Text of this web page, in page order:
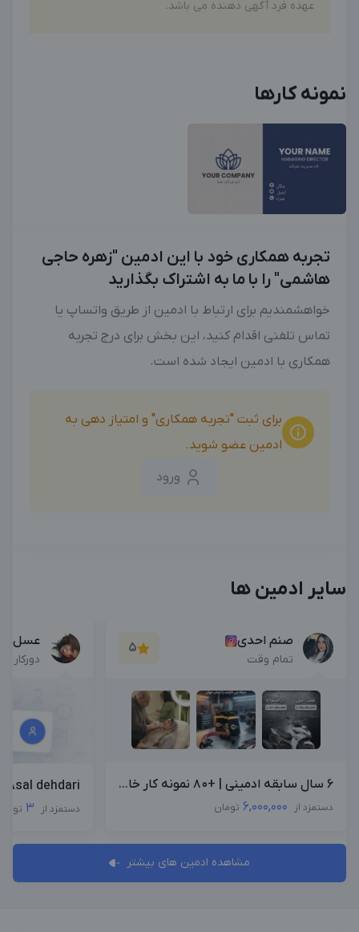
عهده فرد آگهی دهنده می باشد.
نمونه کارها
تجربه همکاری خود با این ادمین "زهره حاجی
هاشمی" را با ما به اشتراک بگذارید
خواهشمندیم برای ارتباط با ادمین از طریق واتساپ یا
تماس تلفنی اقدام کنید، این بخش برای درج تجربه
همکاری با ادمین ایجاد شده است.
برای ثبت "تجربه همکاری" و امتیاز دهی به
ادمین عضو شوید.
ورود
سایر ادمین ها
صنم احدی
تمام وقت
5
6 سال سابقه ادمینی | +۸۰ نمونه کار خا...
دستمزد از 6,000,000 تومان
عسل
دورکاری
Asal dehdari
دستمزد از 3
مشاهده ادمین های بیشتر